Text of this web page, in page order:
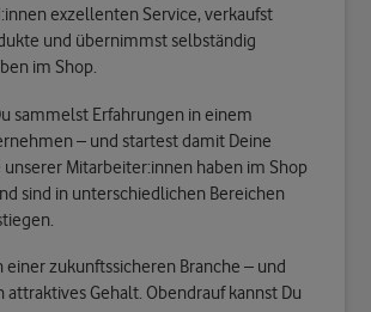
exzellenten Service, verkaufst
und übernimmst selbständig
im Shop.
sammelst Erfahrungen in einem
– und startest damit Deine
unserer Mitarbeiter:innen haben im Shop
sind in unterschiedlichen Bereichen
einer zukunftssicheren Branche – und
attraktives Gehalt. Obendrauf kannst Du